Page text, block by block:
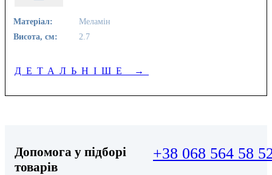
Матеріал:
Меламін
Висота, см:
2.7
ДЕТАЛЬНІШЕ →
Допомога у підборі
товарів
+38 068 564 58